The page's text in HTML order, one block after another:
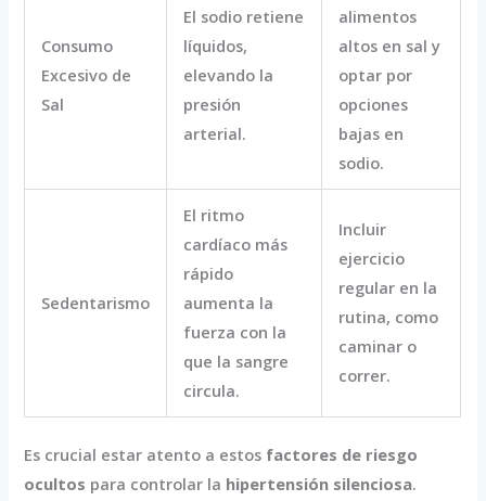
Consumo
Excesivo de
Sal
El sodio retiene
líquidos,
elevando la
presión
arterial.
alimentos
altos en sal y
optar por
opciones
bajas en
sodio.
Sedentarismo
El ritmo
cardíaco más
rápido
aumenta la
fuerza con la
que la sangre
circula.
Incluir
ejercicio
regular en la
rutina, como
caminar o
correr.
Es crucial estar atento a estos factores de riesgo
ocultos para controlar la hipertensión silenciosa.